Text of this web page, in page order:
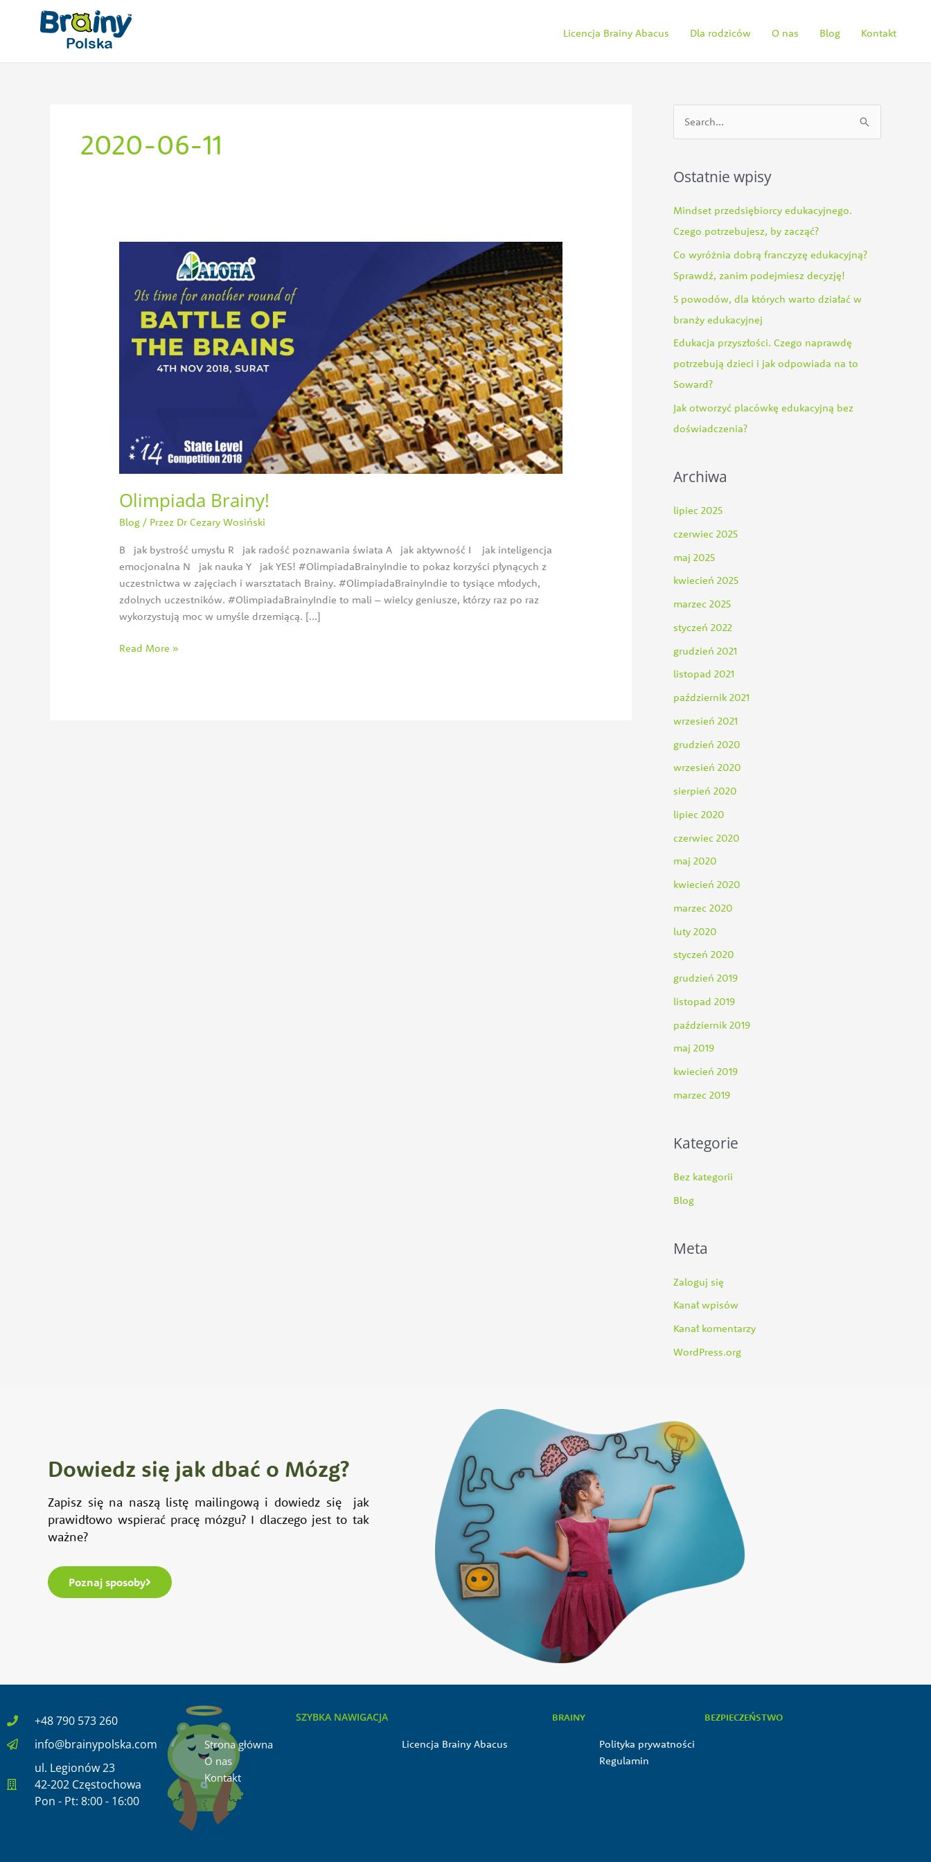
Licencja Brainy Abacus Dla rodziców O nas Blog Kontakt
2020-06-11
Olimpiada Brainy!
Blog / Przez Dr Cezary Wosiński
B jak bystrość umysłu R jak radość poznawania świata A jak aktywność I jak inteligencja
emocjonalna N jak nauka Y jak YES! #OlimpiadaBrainyIndie to pokaz korzyści płynących z
uczestnictwa w zajęciach i warsztatach Brainy. #OlimpiadaBrainyIndie to tysiące młodych,
zdolnych uczestników. #OlimpiadaBrainyIndie to mali – wielcy geniusze, którzy raz po raz
wykorzystują moc w umyśle drzemiącą. […]
Read More »
k
a
j
d
l
Ostatnie wpisy
Mindset przedsiębiorcy edukacyjnego.
Czego potrzebujesz, by zacząć?
Co wyróżnia dobrą franczyzę edukacyjną?
Sprawdź, zanim podejmiesz decyzję!
5 powodów, dla których warto działać w
branży edukacyjnej
Edukacja przyszłości. Czego naprawdę
potrzebują dzieci i jak odpowiada na to
Soward?
Jak otworzyć placówkę edukacyjną bez
doświadczenia?
Archiwa
lipiec 2025
czerwiec 2025
maj 2025
kwiecień 2025
marzec 2025
styczeń 2022
grudzień 2021
listopad 2021
październik 2021
wrzesień 2021
grudzień 2020
wrzesień 2020
sierpień 2020
lipiec 2020
czerwiec 2020
maj 2020
kwiecień 2020
marzec 2020
luty 2020
styczeń 2020
grudzień 2019
listopad 2019
październik 2019
maj 2019
kwiecień 2019
marzec 2019
Kategorie
Bez kategorii
Blog
Meta
Zaloguj się
Kanał wpisów
Kanał komentarzy
WordPress.org
Dowiedz się jak dbać o Mózg?
Zapisz się na naszą listę mailingową i dowiedz się jak
prawidłowo wspierać pracę mózgu? I dlaczego jest to tak
ważne?
Poznaj sposoby
+48 790 573 260
info@brainypolska.com
ul. Legionów 23
42-202 Częstochowa
Pon - Pt: 8:00 - 16:00
SZYBKA NAWIGACJA
Strona główna
O nas
Kontakt
BRAINY
Licencja Brainy Abacus
BEZPIECZEŃSTWO
Polityka prywatności
Regulamin